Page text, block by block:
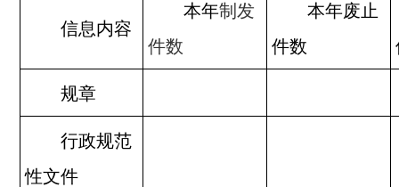
信息内容
本年制 发
件数
本年废止
件数
规章
行政规范
性文件